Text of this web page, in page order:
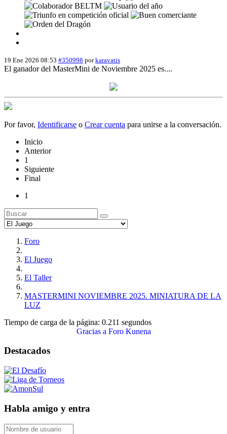
19 Ene 2026 08:53 #350998 porkaravatis
El ganador del MasterMini de Noviembre 2025 es....
Por favor, Identificarse o Crear cuenta para unirse a la conversación.
Inicio
Anterior
1
Siguiente
Final
1
Foro
El Juego
El Taller
MASTERMINI NOVIEMBRE 2025. MINIATURA DE LA
LUZ
Tiempo de carga de la página: 0.211 segundos
Gracias a Foro Kunena
Destacados
Habla amigo y entra